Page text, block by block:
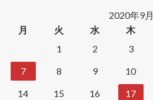
2020年9月
月
火 水 木
1
2 3
7
8 9 10
14
15 16 17